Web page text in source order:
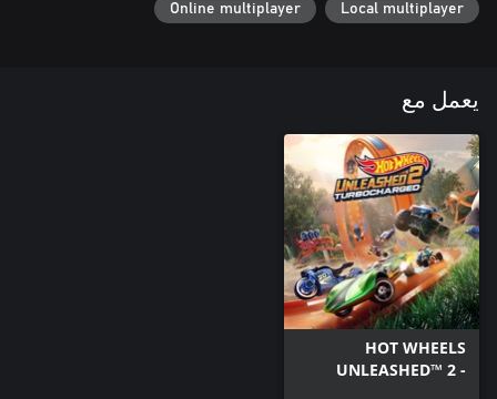
Local multiplayer
Online multiplayer
يعمل مع
HOT WHEELS
UNLEASHED™ 2 -